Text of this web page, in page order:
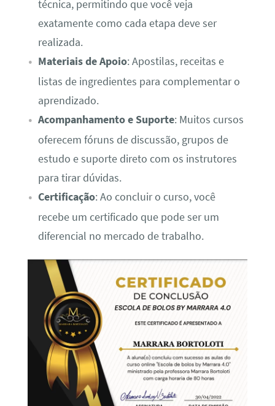
técnica, permitindo que você veja
exatamente como cada etapa deve ser
realizada.
Materiais de Apoio: Apostilas, receitas e
listas de ingredientes para complementar o
aprendizado.
Acompanhamento e Suporte: Muitos cursos
oferecem fóruns de discussão, grupos de
estudo e suporte direto com os instrutores
para tirar dúvidas.
Certificação: Ao concluir o curso, você
recebe um certificado que pode ser um
diferencial no mercado de trabalho.